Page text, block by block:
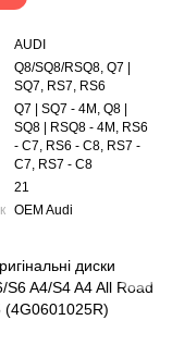
AUDI
Q8/SQ8/RSQ8, Q7 |
SQ7, RS7, RS6
Q7 | SQ7 - 4M, Q8 |
SQ8 | RSQ8 - 4M, RS6
- C7, RS6 - C8, RS7 -
C7, RS7 - C8
21
OEM Audi